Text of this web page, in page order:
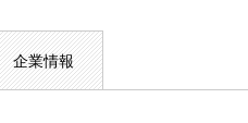
企業情報